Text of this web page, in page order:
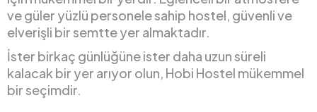
ve güler yüzlü personele sahip hostel, güvenli ve
elverişli bir semtte yer almaktadır.
İster birkaç günlüğüne ister daha uzun süreli
kalacak bir yer arıyor olun, Hobi Hostel mükemmel
bir seçimdir.